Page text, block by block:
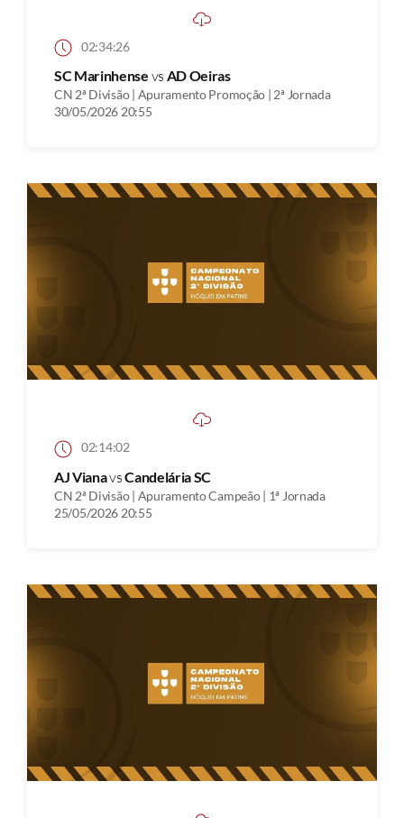
02:34:26
SC Marinhense vs AD Oeiras
CN 2ª Divisão | Apuramento Promoção | 2ª Jornada
30/05/2026 20:55
02:14:02
AJ VianavsCandelária SC
CN 2ª Divisão | Apuramento Campeão | 1ª Jornada
25/05/2026 20:55